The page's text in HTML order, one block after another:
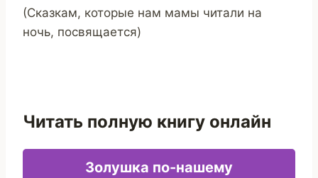
(Сказкам, которые нам мамы читали на
ночь, посвящается)
Читать полную книгу онлайн
Золушка по-нашему